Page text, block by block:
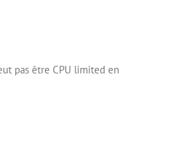
pas être CPU limited en